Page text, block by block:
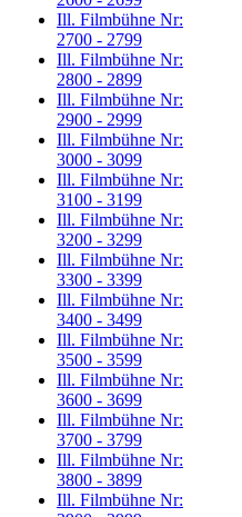
Ill. Filmbühne Nr:
2700 - 2799
Ill. Filmbühne Nr:
2800 - 2899
Ill. Filmbühne Nr:
2900 - 2999
Ill. Filmbühne Nr:
3000 - 3099
Ill. Filmbühne Nr:
3100 - 3199
Ill. Filmbühne Nr:
3200 - 3299
Ill. Filmbühne Nr:
3300 - 3399
Ill. Filmbühne Nr:
3400 - 3499
Ill. Filmbühne Nr:
3500 - 3599
Ill. Filmbühne Nr:
3600 - 3699
Ill. Filmbühne Nr:
3700 - 3799
Ill. Filmbühne Nr:
3800 - 3899
Ill. Filmbühne Nr: